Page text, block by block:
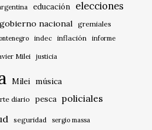
educación elecciones
gobierno nacional gremiales
indec inflación informe
Milei justicia
Milei música
diario pesca policiales
seguridad sergio massa